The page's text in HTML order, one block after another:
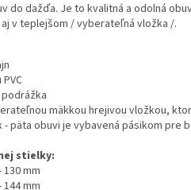
do dažďa. Je to kvalitná a odolná
v teplejšom / vyberateľná vložka /.
mäkkou hrejivou vložkou,
- päta obuvi je vybavená pásikom pre
stielky:
mm
mm